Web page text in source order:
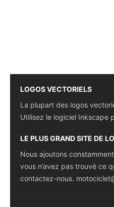
LOGOS VECTORIELS
La plupart des logos
Utilisez le logiciel Inkscape
LE PLUS GRAND SITE DE
Nous ajoutons
vous n’avez pas trouvé ce
contactez-nous.